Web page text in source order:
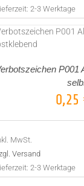
2-3 Werktage
P001
0,25
MwSt.
Versand
2-3 Werktage